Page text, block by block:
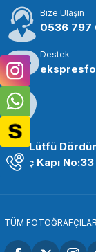
Bize Ulaşın
0536 797
Destek
Adres
Halil Lütfü
Kat İç Kapı
TÜM